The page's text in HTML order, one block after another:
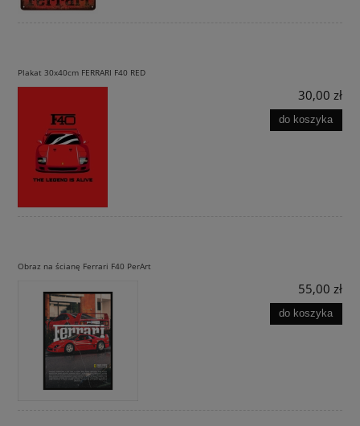
Plakat 30x40cm FERRARI F40 RED
30,00 zł
do koszyka
Obraz na ścianę Ferrari F40 PerArt
55,00 zł
do koszyka